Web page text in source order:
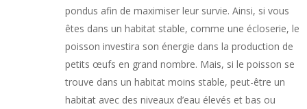
pondus afin de maximiser leur survie. Ainsi, si vous
êtes dans un habitat stable, comme une écloserie, le
poisson investira son énergie dans la production de
petits œufs en grand nombre. Mais, si le poisson se
trouve dans un habitat moins stable, peut-être un
habitat avec des niveaux d’eau élevés et bas ou